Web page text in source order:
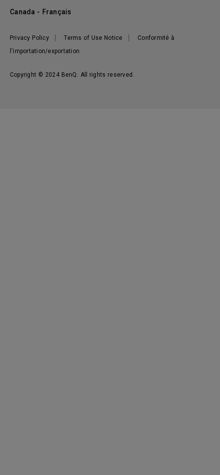
Développement durable
Copyright © 2024 BenQ. All rights reserved.
Privacy Policy Terms of Use Notice
Conformité à
l'importation/exportation
Canada - Français